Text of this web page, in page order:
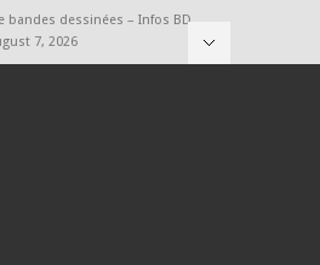
bandes dessinées – Infos BD,
7, 2026